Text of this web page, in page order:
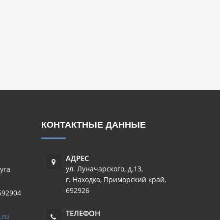
КОНТАКТНЫЕ ДАННЫЕ
АДРЕС
ул. Луначарского, д.13,
г. Находка, Приморский край,
692926
ТЕЛЕФОН